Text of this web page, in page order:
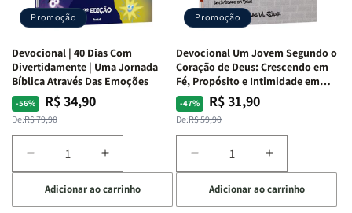
Promoção
Devocional | 40 Dias Com
Divertidamente | Uma Jornada
Bíblica Através Das Emoções
-56%
Preço
normal
De:R$ 79,90
Preço
promocional
R$ 34,90
Diminuir
a
quantidade
de
Aumentar
a
quantidade
de
Adicionar ao carrinho
Promoção
Devocional Um Jovem Segundo o
Coração de Deus: Crescendo em
Fé, Propósito e Intimidade em
Deus
-47%
Preço
normal
De:R$ 59,90
Preço
promocional
R$ 31,90
Diminuir
a
quantidade
de
Aumentar
a
quantidade
de
Adicionar ao carrinho